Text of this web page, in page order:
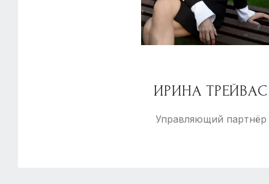
ИРИНА ТРЕЙВАС
Управляющий партнёр